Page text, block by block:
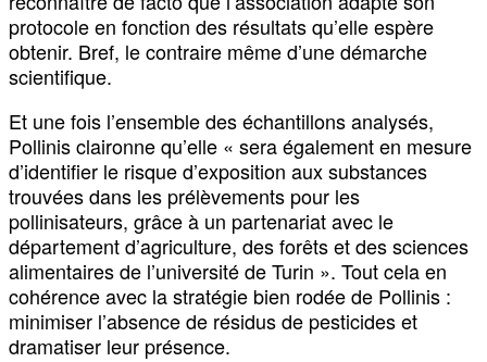
protocole en fonction des résultats qu’elle espère
obtenir. Bref, le contraire même d’une démarche
scientifique.
Et une fois l’ensemble des échantillons analysés,
Pollinis claironne qu’elle « sera également en mesure
d’identifier le risque d’exposition aux substances
trouvées dans les prélèvements pour les
pollinisateurs, grâce à un partenariat avec le
département d’agriculture, des forêts et des sciences
alimentaires de l’université de Turin ». Tout cela en
cohérence avec la stratégie bien rodée de Pollinis :
minimiser l’absence de résidus de pesticides et
dramatiser leur présence.